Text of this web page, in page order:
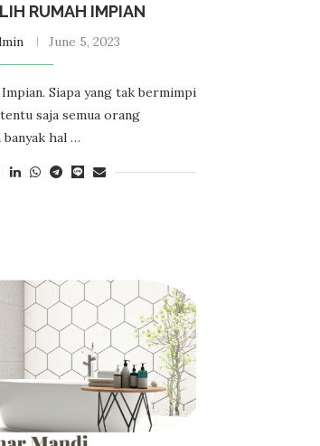
RUMAH IMPIAN
June 5, 2023
Siapa yang tak bermimpi
saja semua orang
banyak hal …